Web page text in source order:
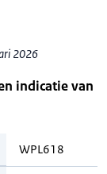
2026
indicatie van
WPL618